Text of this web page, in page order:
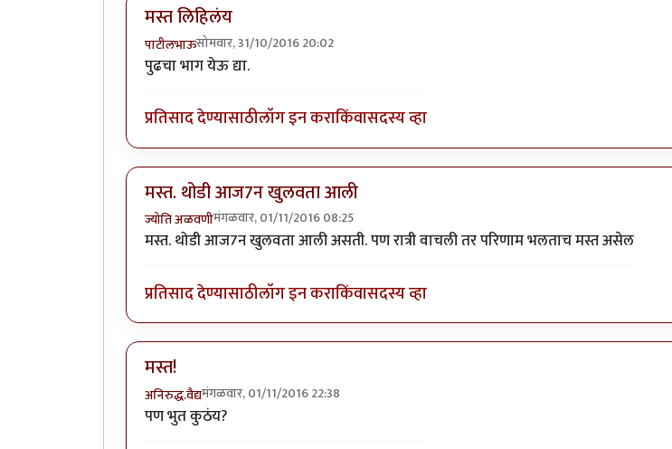
मस्त लिहिलंय
पाटीलभाऊसोमवार, 31/10/2016 20:02
पुढचा भाग येऊ द्या.
प्रतिसाद देण्यासाठीलॉग इन कराकिंवासदस्य व्हा
मस्त. थोडी आज7न खुलवता आली
ज्योति अळवणीमंगळवार, 01/11/2016 08:25
मस्त. थोडी आज7न खुलवता आली असती. पण रात्री वाचली तर परिणाम भलताच मस्त असेल
प्रतिसाद देण्यासाठीलॉग इन कराकिंवासदस्य व्हा
मस्त!
अनिरुद्ध.वैद्यमंगळवार, 01/11/2016 22:38
पण भुत कुठंय?